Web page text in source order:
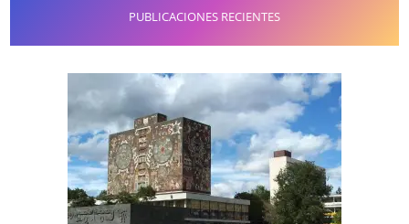
PUBLICACIONES RECIENTES